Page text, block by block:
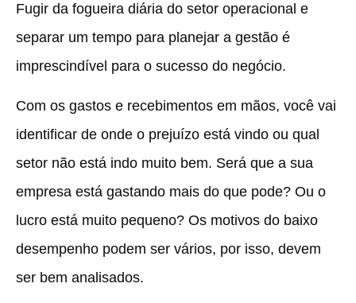
Fugir da fogueira diária do setor operacional e
separar um tempo para planejar a gestão é
imprescindível para o sucesso do negócio.
Com os gastos e recebimentos em mãos, você vai
identificar de onde o prejuízo está vindo ou qual
setor não está indo muito bem. Será que a sua
empresa está gastando mais do que pode? Ou o
lucro está muito pequeno? Os motivos do baixo
desempenho podem ser vários, por isso, devem
ser bem analisados.